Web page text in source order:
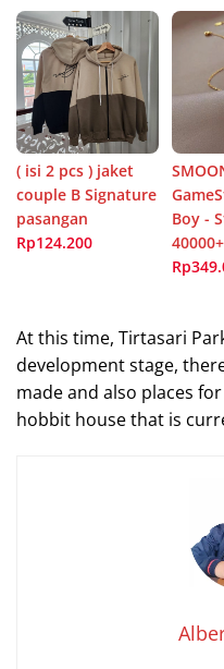
( isi 2 pcs ) jaket
couple B Signature
pasangan
Rp124.200
Boy -
At this time, Tirtasari
development stage,
made and also places
hobbit house that is